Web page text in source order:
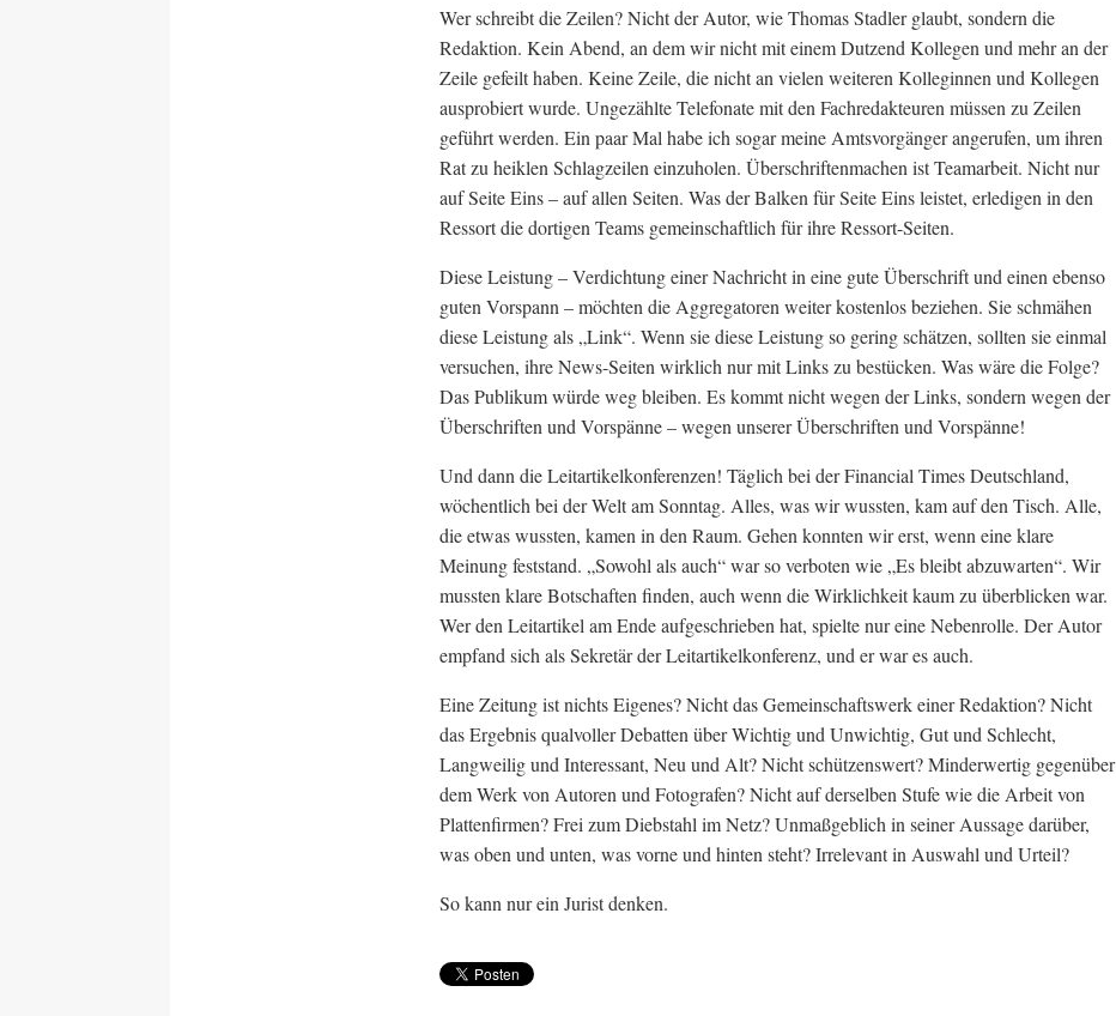
Wer schreibt die Zeilen? Nicht der Autor, wie Thomas Stadler glaubt, sondern die
Redaktion. Kein Abend, an dem wir nicht mit einem Dutzend Kollegen und mehr an der
Zeile gefeilt haben. Keine Zeile, die nicht an vielen weiteren Kolleginnen und Kollegen
ausprobiert wurde. Ungezählte Telefonate mit den Fachredakteuren müssen zu Zeilen
geführt werden. Ein paar Mal habe ich sogar meine Amtsvorgänger angerufen, um ihren
Rat zu heiklen Schlagzeilen einzuholen. Überschriftenmachen ist Teamarbeit. Nicht nur
auf Seite Eins – auf allen Seiten. Was der Balken für Seite Eins leistet, erledigen in den
Ressort die dortigen Teams gemeinschaftlich für ihre Ressort-Seiten.
Diese Leistung – Verdichtung einer Nachricht in eine gute Überschrift und einen ebenso
guten Vorspann – möchten die Aggregatoren weiter kostenlos beziehen. Sie schmähen
diese Leistung als „Link“. Wenn sie diese Leistung so gering schätzen, sollten sie einmal
versuchen, ihre News-Seiten wirklich nur mit Links zu bestücken. Was wäre die Folge?
Das Publikum würde weg bleiben. Es kommt nicht wegen der Links, sondern wegen der
Überschriften und Vorspänne – wegen unserer Überschriften und Vorspänne!
Und dann die Leitartikelkonferenzen! Täglich bei der Financial Times Deutschland,
wöchentlich bei der Welt am Sonntag. Alles, was wir wussten, kam auf den Tisch. Alle,
die etwas wussten, kamen in den Raum. Gehen konnten wir erst, wenn eine klare
Meinung feststand. „Sowohl als auch“ war so verboten wie „Es bleibt abzuwarten“. Wir
mussten klare Botschaften finden, auch wenn die Wirklichkeit kaum zu überblicken war.
Wer den Leitartikel am Ende aufgeschrieben hat, spielte nur eine Nebenrolle. Der Autor
empfand sich als Sekretär der Leitartikelkonferenz, und er war es auch.
Eine Zeitung ist nichts Eigenes? Nicht das Gemeinschaftswerk einer Redaktion? Nicht
das Ergebnis qualvoller Debatten über Wichtig und Unwichtig, Gut und Schlecht,
Langweilig und Interessant, Neu und Alt? Nicht schützenswert? Minderwertig gegenüber
dem Werk von Autoren und Fotografen? Nicht auf derselben Stufe wie die Arbeit von
Plattenfirmen? Frei zum Diebstahl im Netz? Unmaßgeblich in seiner Aussage darüber,
was oben und unten, was vorne und hinten steht? Irrelevant in Auswahl und Urteil?
So kann nur ein Jurist denken.